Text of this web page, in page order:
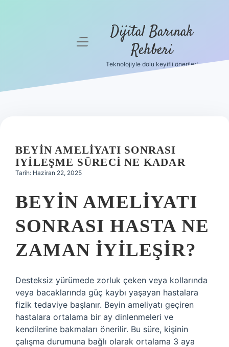
Hakkımızda
menüyü
Dijital Barınak
Rehberi
Teknolojiyle dolu keyifli öneriler!
BEYIN AMELIYATI SONRASI
IYILEŞME SÜRECI NE KADAR
Tarih: Haziran 22, 2025
BEYIN AMELIYATI
SONRASI HASTA NE
ZAMAN IYILEŞIR?
Desteksiz yürümede zorluk çeken veya kollarında
veya bacaklarında güç kaybı yaşayan hastalara
fizik tedaviye başlanır. Beyin ameliyatı geçiren
hastalara ortalama bir ay dinlenmeleri ve
kendilerine bakmaları önerilir. Bu süre, kişinin
çalışma durumuna bağlı olarak ortalama 3 aya